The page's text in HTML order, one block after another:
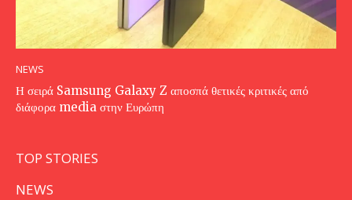
NEWS
Η σειρά Samsung Galaxy Z αποσπά θετικές κριτικές από
διάφορα media στην Ευρώπη
TOP STORIES
NEWS